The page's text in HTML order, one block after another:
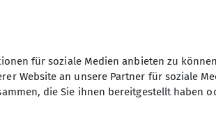
für soziale Medien anbieten zu
Website an unsere Partner für soziale
die Sie ihnen bereitgestellt haben